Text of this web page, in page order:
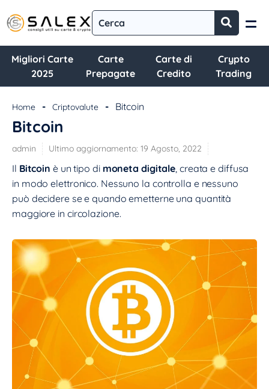
Migliori Carte
2025
Carte
Prepagate
Carte di
Credito
Crypto
Trading
Home - Criptovalute - Bitcoin
Bitcoin
admin Ultimo aggiornamento: 19 Agosto, 2022
Il Bitcoin è un tipo di moneta digitale, creata e diffusa
in modo elettronico. Nessuno la controlla e nessuno
può decidere se e quando emetterne una quantità
maggiore in circolazione.